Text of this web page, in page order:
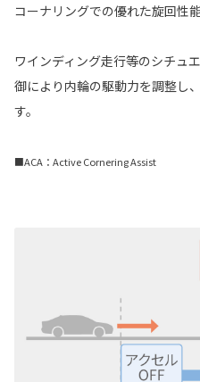
コーナリングでの優れた旋回性能
ワインディング走行等のシチュ
御により内輪の駆動力を調整し
す。
■ACA：Active Cornering Assist